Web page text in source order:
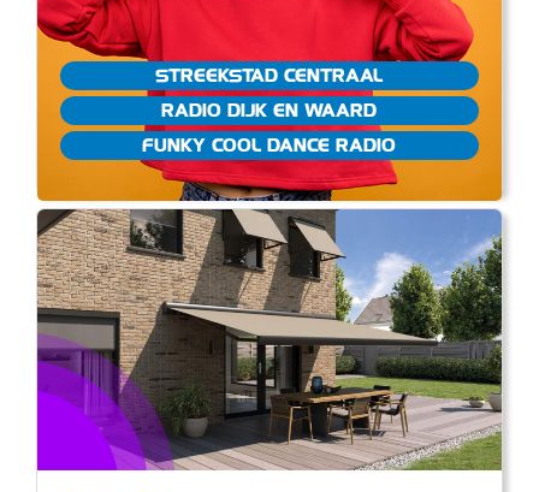
STREEKSTAD CENTRAAL
RADIO DIJK EN WAARD
FUNKY COOL DANCE RADIO